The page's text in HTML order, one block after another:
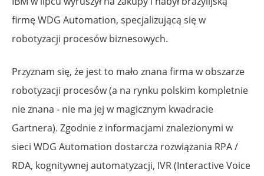
firmę WDG Automation, specjalizującą się w
robotyzacji procesów biznesowych.
Przyznam się, że jest to mało znana firma w obszarze
robotyzacji procesów (a na rynku polskim kompletnie
nie znana - nie ma jej w magicznym kwadracie
Gartnera). Zgodnie z informacjami znalezionymi w
sieci WDG Automation dostarcza rozwiązania RPA /
RDA, kognitywnej automatyzacji, IVR (Interactive Voice